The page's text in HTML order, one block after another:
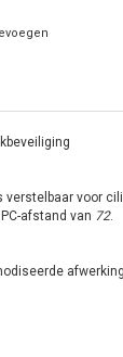
verstelbaar voor
afstand van 72.